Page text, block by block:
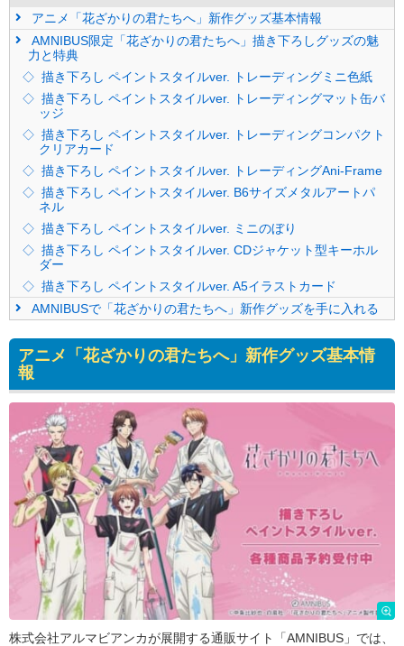
アニメ「花ざかりの君たちへ」新作グッズ基本情報
AMNIBUS限定「花ざかりの君たちへ」描き下ろしグッズの魅
力と特典
描き下ろし ペイントスタイルver. トレーディングミニ色紙
描き下ろし ペイントスタイルver. トレーディングマット缶バ
ッジ
描き下ろし ペイントスタイルver. トレーディングコンパクト
クリアカード
描き下ろし ペイントスタイルver. トレーディングAni-Frame
描き下ろし ペイントスタイルver. B6サイズメタルアートパ
ネル
描き下ろし ペイントスタイルver. ミニのぼり
描き下ろし ペイントスタイルver. CDジャケット型キーホル
ダー
描き下ろし ペイントスタイルver. A5イラストカード
AMNIBUSで「花ざかりの君たちへ」新作グッズを手に入れる
アニメ「花ざかりの君たちへ」新作グッズ基本情
報
株式会社アルマビアンカが展開する通販サイト「AMNIBUS」では、